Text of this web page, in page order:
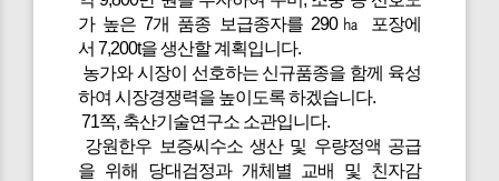
가 높은 7개 품종 보급종자를 290㏊ 포장에
서 7,200t을 생산할 계획입니다.
농가와 시장이 선호하는 신규품종을 함께 육성
하여 시장경쟁력을 높이도록 하겠습니다.
71쪽, 축산기술연구소 소관입니다.
강원한우 보증씨수소 생산 및 우량정액 공급
을 위해 당대검정과 개체별 교배 및 친자감